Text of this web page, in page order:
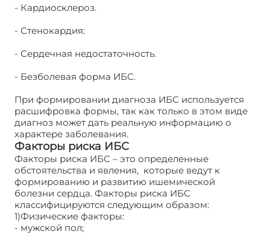
- Кардиосклероз.
- Стенокардия:
- Сердечная недостаточность.
- Безболевая форма ИБС.
При формировании диагноза ИБС используется
расшифровка формы, так как только в этом виде
диагноз может дать реальную информацию о
характере заболевания.
Факторы риска ИБС
Факторы риска ИБС – это определенные
обстоятельства и явления, которые ведут к
формированию и развитию ишемической
болезни сердца. Факторы риска ИБС
классифицируются следующим образом:
1)Физические факторы:
- мужской пол;